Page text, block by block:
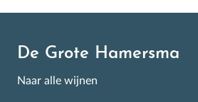
De Grote Hamersma
Naar alle wijnen